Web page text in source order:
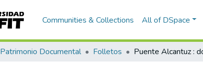
Communities & Collections All of DSpace
Patrimonio Documental Folletos